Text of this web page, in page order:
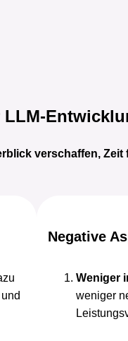
LLM-
verschaffen, Zeit
Negative
Weniger
weniger